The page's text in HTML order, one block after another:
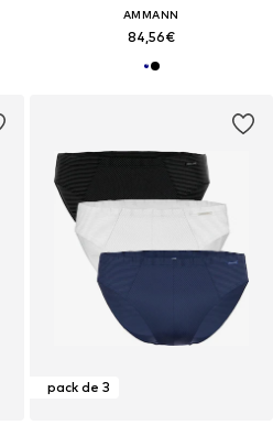
AMMANN
84,56€
pack de 3